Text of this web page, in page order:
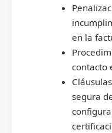
en la
contacto
segura